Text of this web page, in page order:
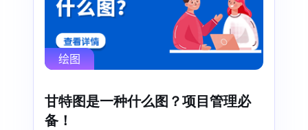
绘图
甘特图是一种什么图？项目管理必
备！